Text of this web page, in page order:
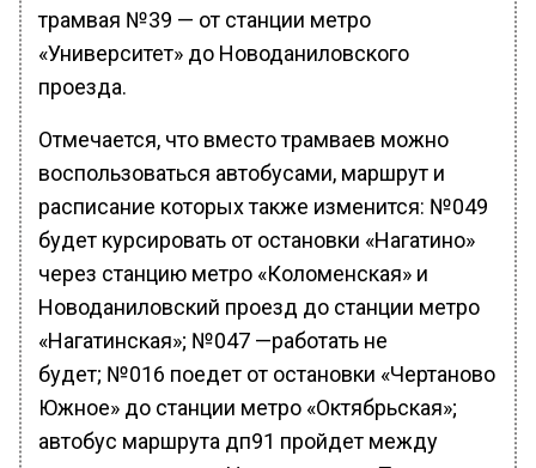
трамвая №39 — от станции метро
«Университет» до Новоданиловского
проезда.
Отмечается, что вместо трамваев можно
воспользоваться автобусами, маршрут и
расписание которых также изменится: №049
будет курсировать от остановки «Нагатино»
через станцию метро «Коломенская» и
Новоданиловский проезд до станции метро
«Нагатинская»; №047 —работать не
будет; №016 поедет от остановки «Чертаново
Южное» до станции метро «Октябрьская»;
автобус маршрута дп91 пройдет между